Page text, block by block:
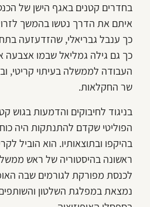
בחדרים קטנים באגף הישן של
איתם את הדרך נטשו בהמשך
כך ענבל גבריאלי, שהזדעזעה
כך גם גילה גמליאל שבמו אצבעה
העבודה לממשלה בעיתוי קריטי,
שר החקלאות.
בניגוד לחיבוקים והדמעות בגוש
הפוליטי שקדם להתנתקות היה
בהיקפו ובתוצאותיו. הוא הוביל
ראשונה בהיסטוריה של ראש
לכנסת מפורקת לגורמים שבה
נמצאת במפלגת השלטון והשותפים